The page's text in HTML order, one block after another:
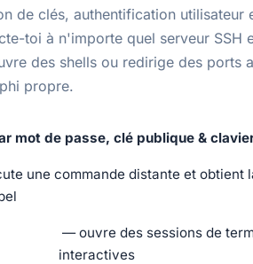
de clés, authentification utilisateur
toi à n'importe quel serveur SSH
des shells ou redirige des ports
propre.
mot de passe, clé publique &
une commande distante et obtient
— ouvre des sessions de
interactives